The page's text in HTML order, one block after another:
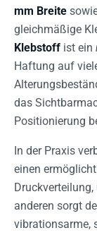
mm Breite
gleichmäßige
Klebstoff ist ein
Haftung auf
das
Positionierung
In der Praxis
einen
anderen sorgt
vibrationsarme,